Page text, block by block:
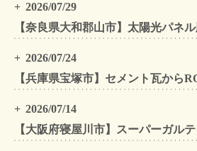
2026/07/29
2026/07/24
2026/07/14